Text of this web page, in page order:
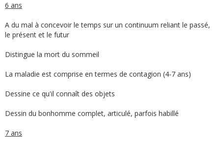
6 ans
A du mal à concevoir le temps sur un continuum reliant le passé,
le présent et le futur
Distingue la mort du sommeil
La maladie est comprise en termes de contagion (4-7 ans)
Dessine ce qu'il connaît des objets
Dessin du bonhomme complet, articulé, parfois habillé
7 ans